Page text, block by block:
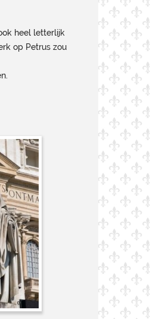
heel letterlijk
op Petrus zou